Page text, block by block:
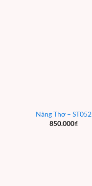
Nàng Thơ – ST052
850.000₫